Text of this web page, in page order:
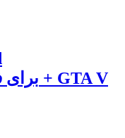
MustangGT500 برای فایوام + GTA V